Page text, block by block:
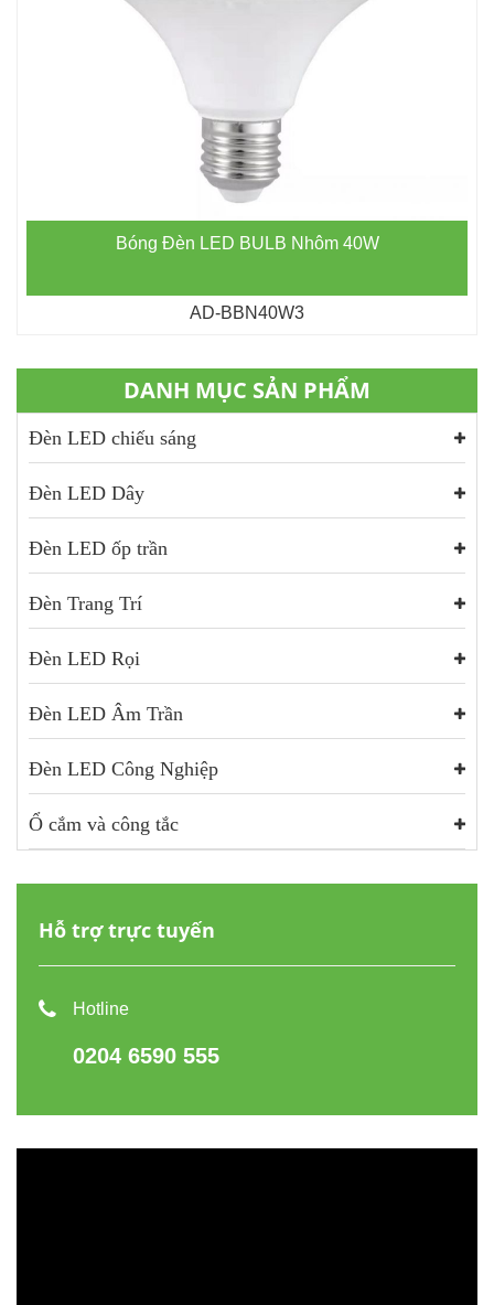
Bóng Đèn LED BULB Nhôm 40W
AD-BBN40W3
DANH MỤC SẢN PHẨM
Đèn LED chiếu sáng
Đèn LED Dây
Đèn LED ốp trần
Đèn Trang Trí
Đèn LED Rọi
Đèn LED Âm Trần
Đèn LED Công Nghiệp
Ổ cắm và công tắc
Hỗ trợ trực tuyến
Hotline
0204 6590 555